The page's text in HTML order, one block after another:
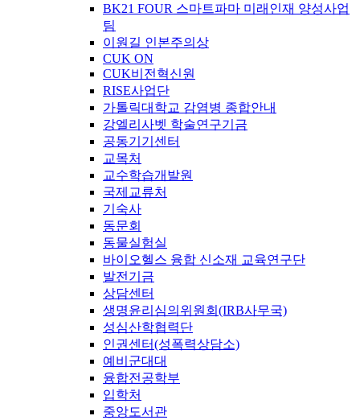
BK21 FOUR 스마트파마 미래인재 양성사업
팀
이원길 인본주의상
CUK ON
CUK비전혁신원
RISE사업단
가톨릭대학교 감염병 종합안내
강엘리사벳 학술연구기금
공동기기센터
교목처
교수학습개발원
국제교류처
기숙사
동문회
동물실험실
바이오헬스 융합 신소재 교육연구단
발전기금
상담센터
생명윤리심의위원회(IRB사무국)
성심산학협력단
인권센터(성폭력상담소)
예비군대대
융합전공학부
입학처
중앙도서관